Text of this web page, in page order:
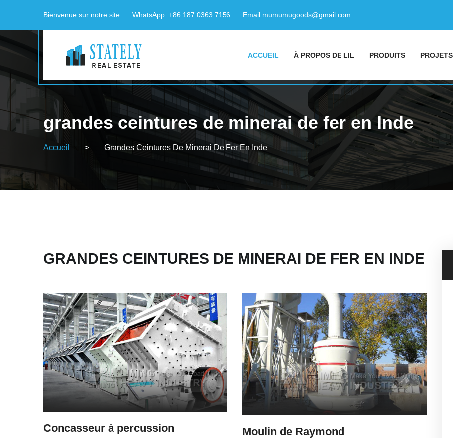
Bienvenue sur notre site WhatsApp: +86 187 0363 7156 Email:mumumugoods@gmail.com
ACCUEIL À PROPOS DE LIL PRODUITS PROJETS
grandes ceintures de minerai de fer en Inde
Accueil > Grandes Ceintures De Minerai De Fer En Inde
GRANDES CEINTURES DE MINERAI DE FER EN INDE
Concasseur à percussion Moulin de Raymond